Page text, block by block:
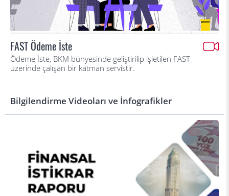
FAST Ödeme İste
Ödeme İste, BKM bünyesinde geliştirilip işletilen FAST
üzerinde çalışan bir katman servistir.
Bilgilendirme Videoları ve İnfografikler